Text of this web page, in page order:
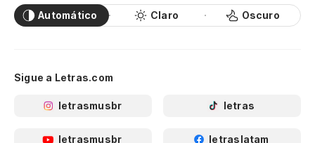
Automático Claro Oscuro
Sigue a Letras.com
letrasmusbr letras
letrasmusbr letraslatam